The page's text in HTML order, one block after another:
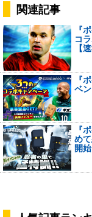
関連記事
『
コ
【
『
ベ
『
め
開